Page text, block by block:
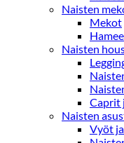
Naisten
Mekot
Naisten
Caprit
Naisten
Vyöt